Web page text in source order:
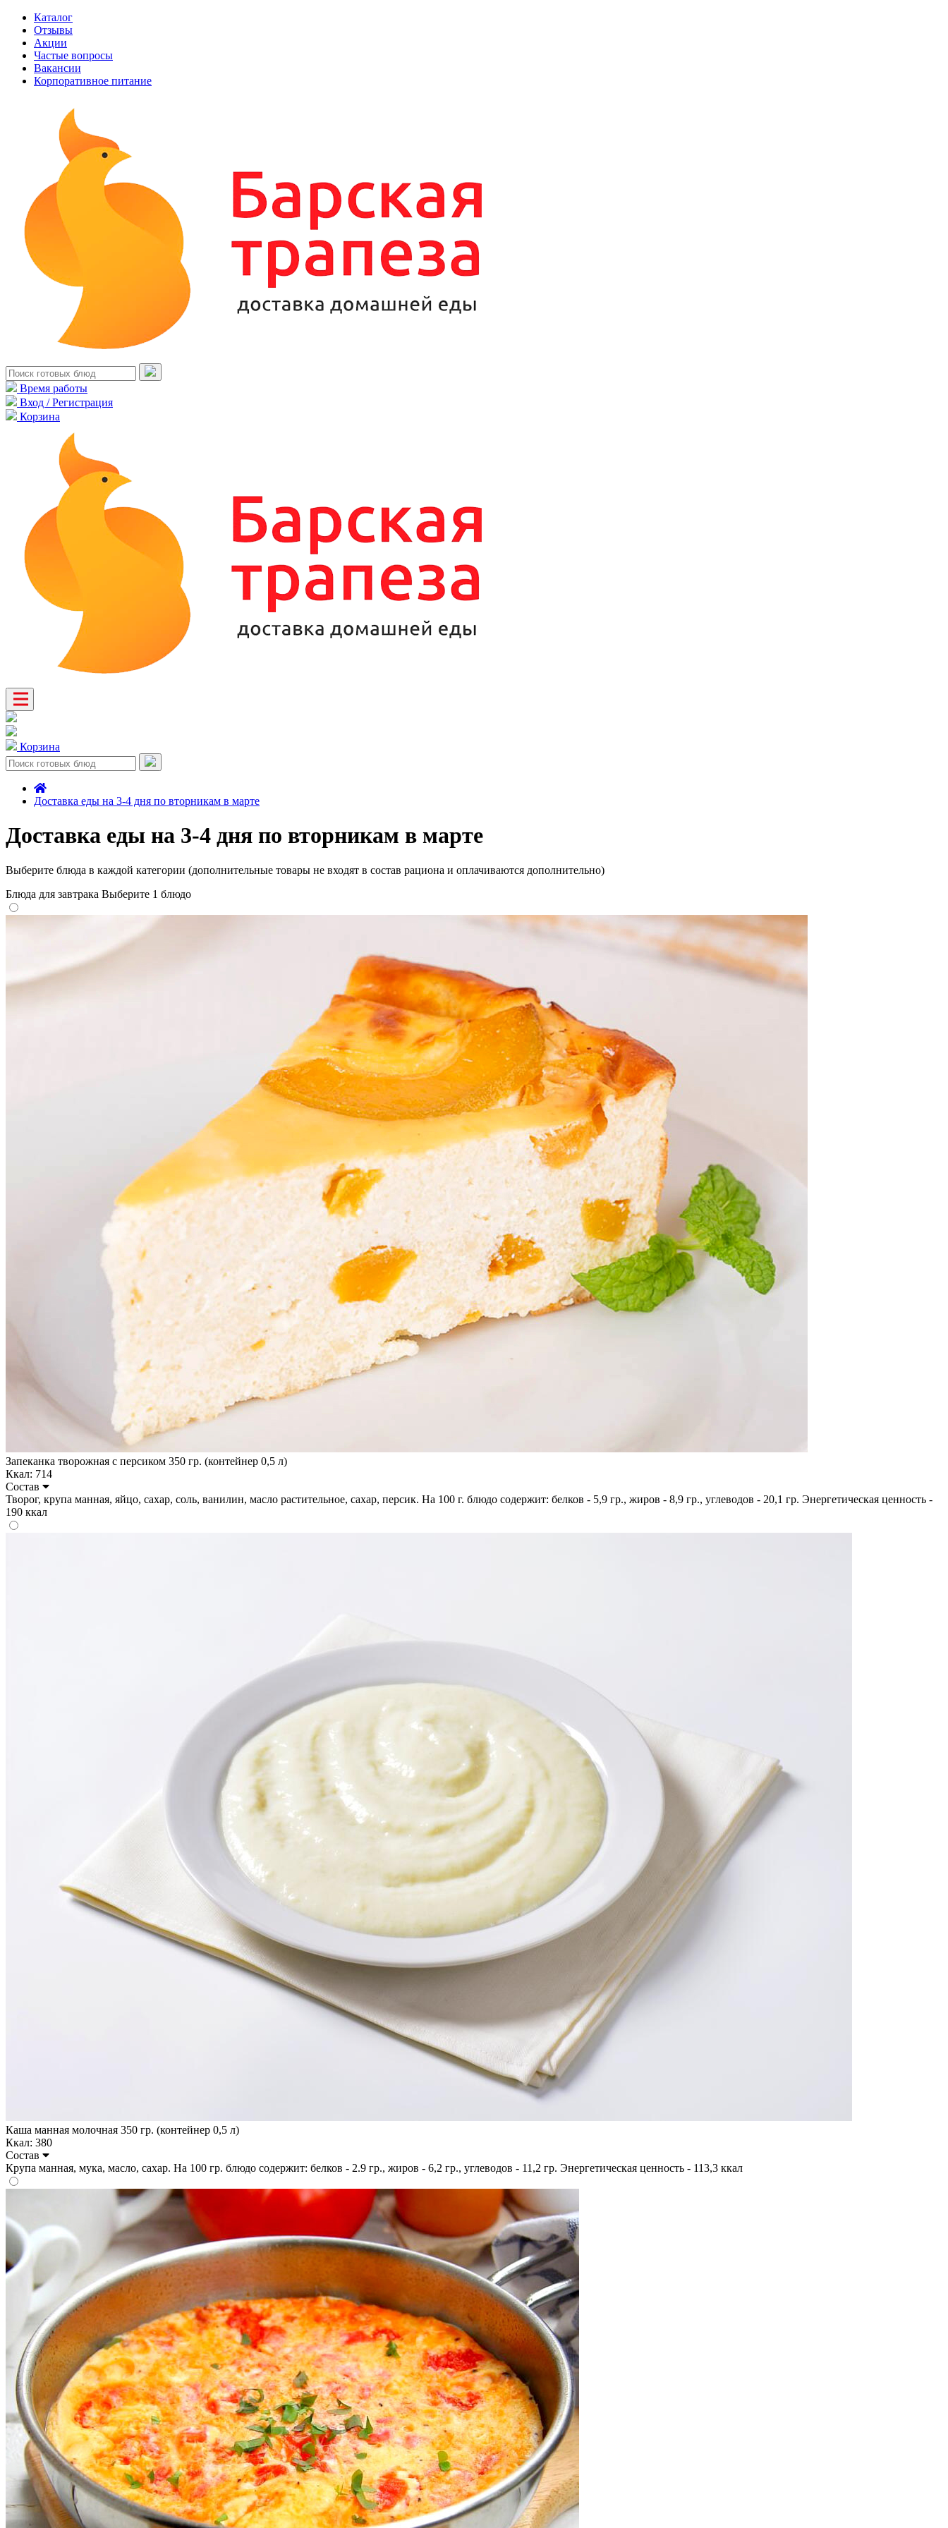
Каталог
Отзывы
Акции
Частые вопросы
Вакансии
Корпоративное питание
Время работы
Вход / Регистрация
Корзина
Корзина
Доставка еды на 3-4 дня по вторникам в марте
Доставка еды на 3-4 дня по вторникам в марте
Выберите блюда в каждой категории (дополнительные товары не входят в состав рациона и оплачиваются дополнительно)
Блюда для завтрака Выберите 1 блюдо
Запеканка творожная с персиком 350 гр. (контейнер 0,5 л)
Ккал: 714
Состав
Творог, крупа манная, яйцо, сахар, соль, ванилин, масло растительное, сахар, персик. На 100 г. блюдо содержит: белков - 5,9 гр., жиров - 8,9 гр., углеводов - 20,1 гр. Энергетическая ценность -
190 ккал
Каша манная молочная 350 гр. (контейнер 0,5 л)
Ккал: 380
Состав
Крупа манная, мука, масло, сахар. На 100 гр. блюдо содержит: белков - 2.9 гр., жиров - 6,2 гр., углеводов - 11,2 гр. Энергетическая ценность - 113,3 ккал